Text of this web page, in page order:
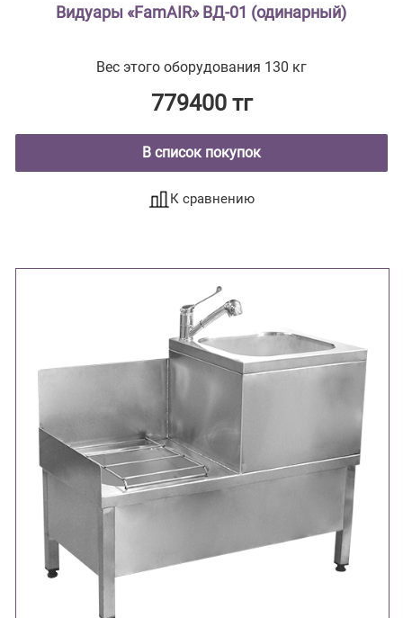
Видуары «FamAIR» ВД-01 (одинарный)
Вес этого оборудования 130 кг
779400 тг
В список покупок
К сравнению